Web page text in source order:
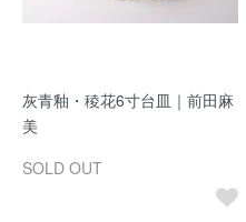
灰青釉・稜花6寸台皿｜前田麻
美
SOLD OUT